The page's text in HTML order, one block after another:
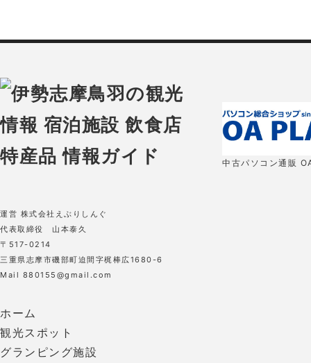
中古パソコン通販
運営 株式会社えぶりしんぐ
代表取締役 山本泰久
〒517-0214
三重県志摩市磯部町迫間字梶棒広1680-6
Mail 880155@gmail.com
ホーム
観光スポット
グランピング施設